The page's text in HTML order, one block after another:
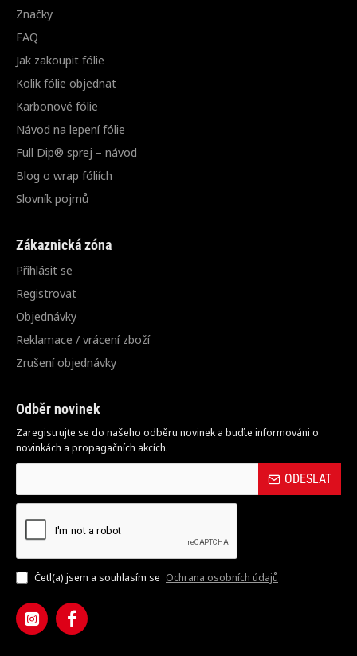
Značky
FAQ
Jak zakoupit fólie
Kolik fólie objednat
Karbonové fólie
Návod na lepení fólie
Full Dip® sprej – návod
Blog o wrap fóliích
Slovník pojmů
Zákaznická zóna
Přihlásit se
Registrovat
Objednávky
Reklamace / vrácení zboží
Zrušení objednávky
Odběr novinek
Zaregistrujte se do našeho odběru novinek a buďte informováni o
novinkách a propagačních akcích.
ODESLAT
Četl(a) jsem a souhlasím se Ochrana osobních údajů